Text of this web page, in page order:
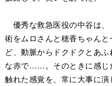
優秀な救急医役の中谷は
術をムロさんと穂香ちゃん
ど、動脈からドクドクとあ
な赤で……。そのときに感じ
触れた感覚を、常に大事に